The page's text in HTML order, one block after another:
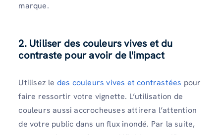
marque.
2. Utiliser des couleurs vives et du
contraste pour avoir de l'impact
Utilisez le des couleurs vives et contrastées pour
faire ressortir votre vignette. L’utilisation de
couleurs aussi accrocheuses attirera l’attention
de votre public dans un flux inondé. Par la suite,